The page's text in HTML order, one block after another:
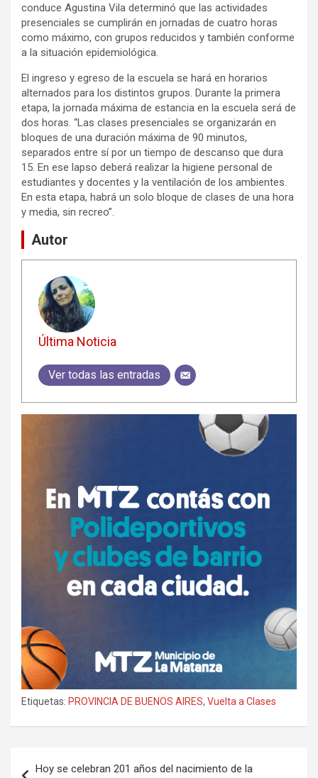
conduce Agustina Vila determinó que las actividades
presenciales se cumplirán en jornadas de cuatro horas
como máximo, con grupos reducidos y también conforme
a la situación epidemiológica.
El ingreso y egreso de la escuela se hará en horarios
alternados para los distintos grupos. Durante la primera
etapa, la jornada máxima de estancia en la escuela será de
dos horas. “Las clases presenciales se organizarán en
bloques de una duración máxima de 90 minutos,
separados entre sí por un tiempo de descanso que dura
15. En ese lapso deberá realizar la higiene personal de
estudiantes y docentes y la ventilación de los ambientes.
En esta etapa, habrá un solo bloque de clases de una hora
y media, sin recreo”.
Autor
Última Noticia
Ver todas las entradas
Etiquetas: PROVINCIA DE BUENOS AIRES, Vuelta a Clases
Hoy se celebran 201 años del nacimiento de la